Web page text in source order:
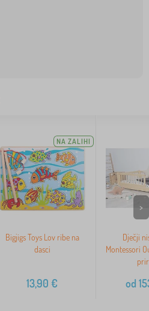
NA ZALIHI
Bigjigs Toys Lov ribe na
dasci
13,90 €
Dječji
Montessori
od
>